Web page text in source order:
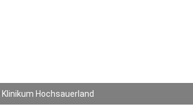
Klinikum Hochsauerland